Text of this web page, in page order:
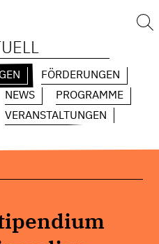
FÖRDERUNGEN
NEWS
PROGRAMME
VERANSTALTUNGEN